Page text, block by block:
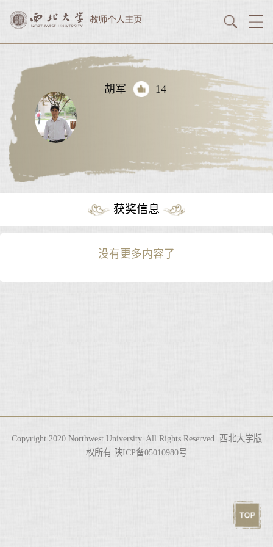
胡军 14
获奖信息
没有更多内容了
Copyright 2020 Northwest University. All Rights Reserved. 西北大学版
权所有 陕ICP备05010980号